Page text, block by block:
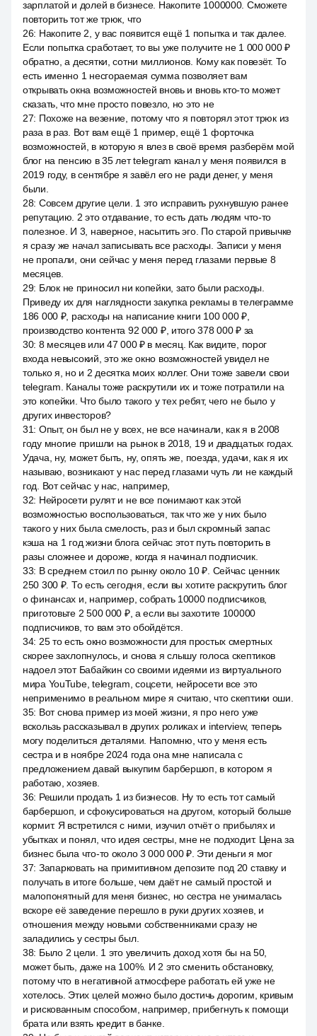
зарплатой и долей в бизнесе. Накопите 1000000. Сможете
повторить тот же трюк, что
26: Накопите 2, у вас появится ещё 1 попытка и так далее.
Если попытка сработает, то вы уже получите не 1 000 000 ₽
обратно, а десятки, сотни миллионов. Кому как повезёт. То
есть именно 1 несгораемая сумма позволяет вам
открывать окна возможностей вновь и вновь кто-то может
сказать, что мне просто повезло, но это не
27: Похоже на везение, потому что я повторял этот трюк из
раза в раз. Вот вам ещё 1 пример, ещё 1 форточка
возможностей, в которую я влез в своё время разберём мой
блог на пенсию в 35 лет telegram канал у меня появился в
2019 году, в сентябре я завёл его не ради денег, у меня
были.
28: Совсем другие цели. 1 это исправить рухнувшую ранее
репутацию. 2 это отдавание, то есть дать людям что-то
полезное. И 3, наверное, насытить эго. По старой привычке
я сразу же начал записывать все расходы. Записи у меня
не пропали, они сейчас у меня перед глазами первые 8
месяцев.
29: Блок не приносил ни копейки, зато были расходы.
Приведу их для наглядности закупка рекламы в телеграмме
186 000 ₽, расходы на написание книги 100 000 ₽,
производство контента 92 000 ₽, итого 378 000 ₽ за
30: 8 месяцев или 47 000 ₽ в месяц. Как видите, порог
входа невысокий, это же окно возможностей увидел не
только я, но и 2 десятка моих коллег. Они тоже завели свои
telegram. Каналы тоже раскрутили их и тоже потратили на
это копейки. Что было такого у тех ребят, чего не было у
других инвесторов?
31: Опыт, он был не у всех, не все начинали, как я в 2008
году многие пришли на рынок в 2018, 19 и двадцатых годах.
Удача, ну, может быть, ну, опять же, поезда, удачи, как я их
называю, возникают у нас перед глазами чуть ли не каждый
год. Вот сейчас у нас, например,
32: Нейросети рулят и не все понимают как этой
возможностью воспользоваться, так что же у них было
такого у них была смелость, раз и был скромный запас
кэша на 1 год жизни блога сейчас этот путь повторить в
разы сложнее и дороже, когда я начинал подписчик.
33: В среднем стоил по рынку около 10 ₽. Сейчас ценник
250 300 ₽. То есть сегодня, если вы хотите раскрутить блог
о финансах и, например, собрать 10000 подписчиков,
приготовьте 2 500 000 ₽, а если вы захотите 100000
подписчиков, то вам это обойдётся.
34: 25 то есть окно возможности для простых смертных
скорее захлопнулось, и снова я слышу голоса скептиков
надоел этот Бабайкин со своими идеями из виртуального
мира YouTube, telegram, соцсети, нейросети все это
неприменимо в реальном мире я считаю, что скептики оши.
35: Вот снова пример из моей жизни, я про него уже
вскользь рассказывал в других роликах и interview, теперь
могу поделиться деталями. Напомню, что у меня есть
сестра и в ноябре 2024 года она мне написала с
предложением давай выкупим барбершоп, в котором я
работаю, хозяев.
36: Решили продать 1 из бизнесов. Ну то есть тот самый
барбершоп, и сфокусироваться на другом, который больше
кормит. Я встретился с ними, изучил отчёт о прибылях и
убытках и понял, что идея сестры, мне не подходит. Цена за
бизнес была что-то около 3 000 000 ₽. Эти деньги я мог
37: Запарковать на примитивном депозите под 20 ставку и
получать в итоге больше, чем даёт не самый простой и
малопонятный для меня бизнес, но сестра не унималась
вскоре её заведение перешло в руки других хозяев, и
отношения между новыми собственниками сразу не
заладились у сестры был.
38: Было 2 цели. 1 это увеличить доход хотя бы на 50,
может быть, даже на 100%. И 2 это сменить обстановку,
потому что в негативной атмосфере работать ей уже не
хотелось. Этих целей можно было достичь дорогим, кривым
и рискованным способом, например, прибегнуть к помощи
брата или взять кредит в банке.